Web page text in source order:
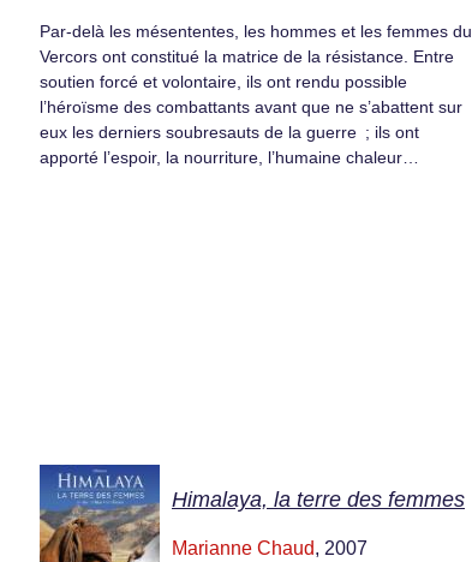
Par-delà les mésententes, les hommes et les femmes du
Vercors ont constitué la matrice de la résistance. Entre
soutien forcé et volontaire, ils ont rendu possible
l’héroïsme des combattants avant que ne s’abattent sur
eux les derniers soubresauts de la guerre ; ils ont
apporté l’espoir, la nourriture, l’humaine chaleur…
Himalaya, la terre des femmes
Marianne Chaud, 2007